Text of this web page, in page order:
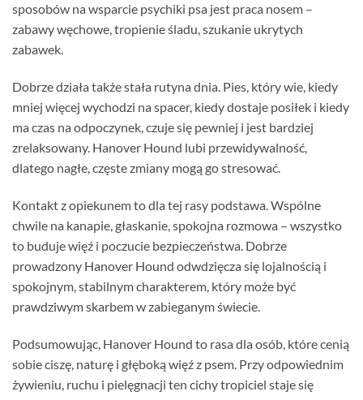
sposobów na wsparcie psychiki psa jest praca nosem –
zabawy węchowe, tropienie śladu, szukanie ukrytych
zabawek.
Dobrze działa także stała rutyna dnia. Pies, który wie, kiedy
mniej więcej wychodzi na spacer, kiedy dostaje posiłek i kiedy
ma czas na odpoczynek, czuje się pewniej i jest bardziej
zrelaksowany. Hanover Hound lubi przewidywalność,
dlatego nagłe, częste zmiany mogą go stresować.
Kontakt z opiekunem to dla tej rasy podstawa. Wspólne
chwile na kanapie, głaskanie, spokojna rozmowa – wszystko
to buduje więź i poczucie bezpieczeństwa. Dobrze
prowadzony Hanover Hound odwdzięcza się lojalnością i
spokojnym, stabilnym charakterem, który może być
prawdziwym skarbem w zabieganym świecie.
Podsumowując, Hanover Hound to rasa dla osób, które cenią
sobie ciszę, naturę i głęboką więź z psem. Przy odpowiednim
żywieniu, ruchu i pielęgnacji ten cichy tropiciel staje się